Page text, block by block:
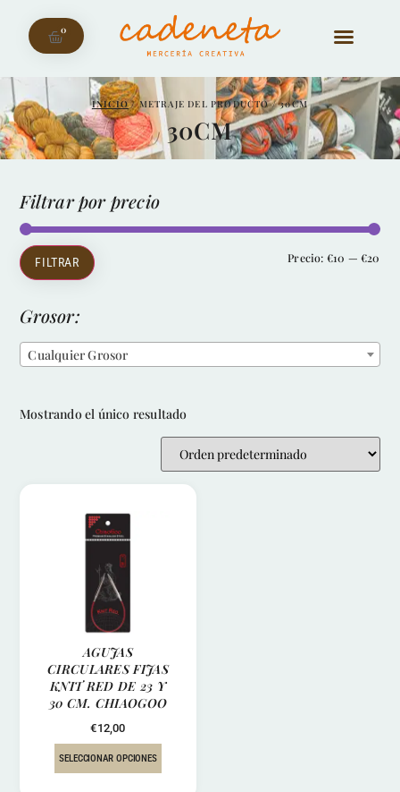
0
INICIO/ METRAJE DEL PRODUCTO / 30CM
30CM
Filtrar por precio
FILTRAR Precio: €10 — €20
Grosor:
Cualquier Grosor
Mostrando el único resultado
AGUJAS
CIRCULARES FIJAS
KNIT RED DE 23 Y
30 CM. CHIAOGOO
€12,00
SELECCIONAR OPCIONES